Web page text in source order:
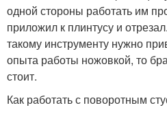
одной стороны работать им
приложил к плинтусу и
такому инструменту нужно
опыта работы ножовкой, то
стоит.
Как работать с поворотным